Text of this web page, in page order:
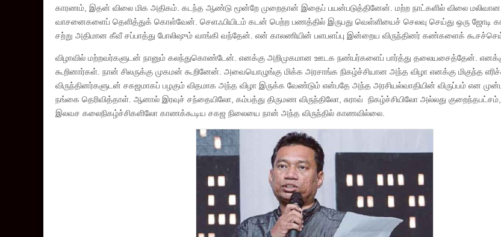
காரணம், இதன் விலை மிக அதிகம். கடந்த ஆண்டு மூன்றே முறைதான் இதைப் பயன்படுத்தினேன். மற்ற நாட்களில் விலை
வாசனைகளைப் தெளித்துக் கொள்வேன். செளஃபியிடம் கடன் பெற்ற பணத்தில் இருபது வெள்ளியைச் செலவு செய்து ஒரு ஜோடி
சற்று அதிமான கீவீ சப்பாத்து போலிஷும் வாங்கி வந்தேன். என் காலணியின் பளபளப்பு இன்றைய விருந்தினர் கண்களைக்
விழாவில் மற்றவர்களுடன் நானும் கலந்துகொண்டேன். எனக்கு அறிமுகமான ஊடக நண்பர்களைப் பார்த்து தலையசைத்தேன்.
கூறினார்கள். நான் சிலருக்கு முகமன் கூறினேன். அவையொழுங்கு மிக்க அரசாங்க நிகழ்ச்சியான அந்த விழா எனக்கு மிகுந்த
விருந்தினர்களுடன் சகஜமாகப் பழகும் விதமாக அந்த விழா இருக்க வேண்டும் என்பதே அந்த அரசியல்வாதியின் விருப்பம் என
நங்கை தெரிவித்தாள். ஆனால் இரவுச் சந்தையிலோ, கம்பத்து திருமண விருந்திலோ, சுராவ் நிகழ்ச்சியிலோ அல்லது
இலவச கலைநிகழ்ச்சிகளிலோ காணக்கூடிய சகஜ நிலையை நான் அந்த விருந்தில் காணவில்லை.